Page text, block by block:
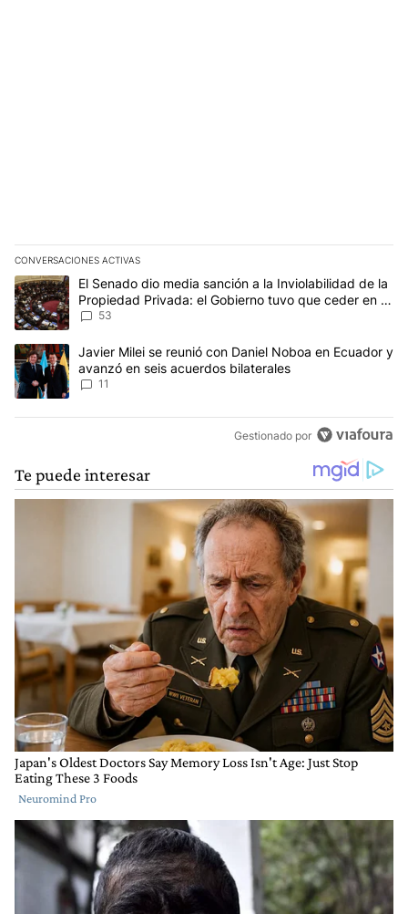
CONVERSACIONES ACTIVAS
Este listado muestra los artículos con más comentarios en los
Un artículo de tendencia con el título "El Senado dio media
El Senado dio media sanción a la Inviolabilidad de la
Propiedad Privada: el Gobierno tuvo que ceder en la
Ley del Manejo del Fuego
53
Un artículo de tendencia con el título "Javier Milei se reunió con
Javier Milei se reunió con Daniel Noboa en Ecuador y
avanzó en seis acuerdos bilaterales
11
Gestionado por